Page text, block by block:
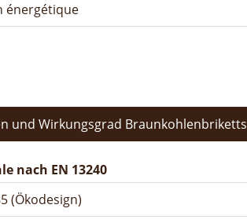
énergétique
und Wirkungsgrad Braunkohlenbriketts
nach EN 13240
(Ökodesign)